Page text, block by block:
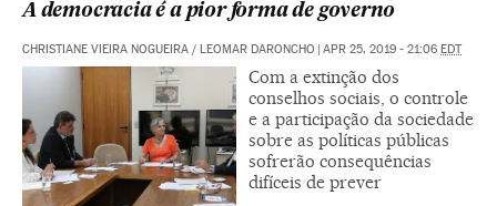
A democracia é a pior forma de governo
CHRISTIANE VIEIRA NOGUEIRA / LEOMAR DARONCHO | APR 25, 2019 - 21:06 EDT
Com a extinção dos
conselhos sociais, o controle
e a participação da sociedade
sobre as políticas públicas
sofrerão consequências
difíceis de prever